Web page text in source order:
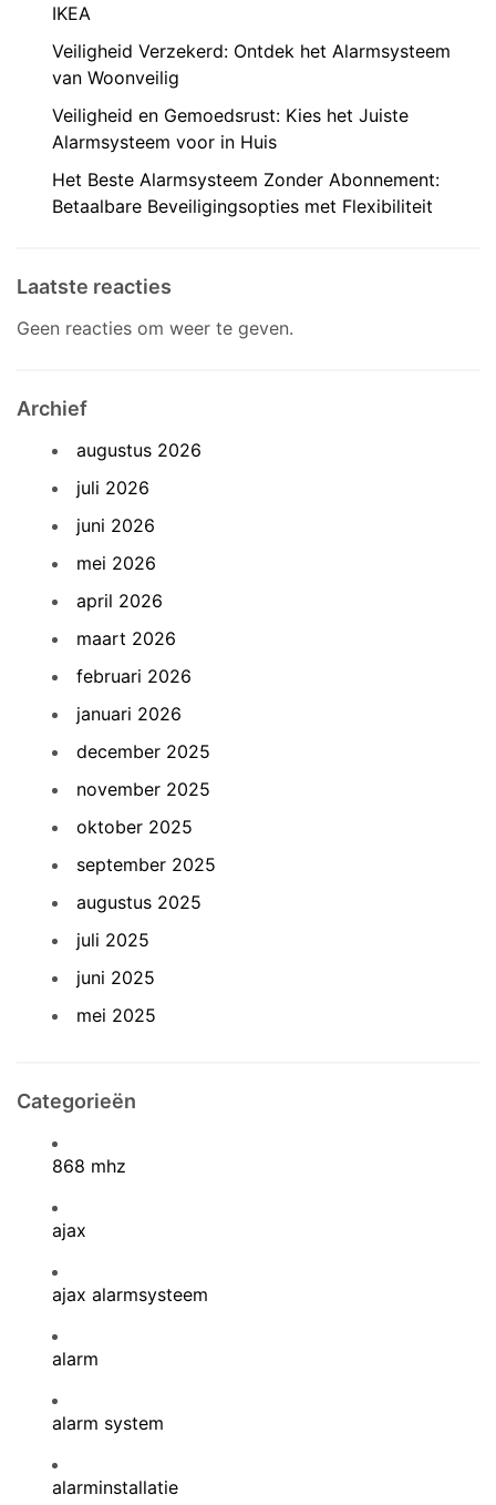
IKEA
Veiligheid Verzekerd: Ontdek het Alarmsysteem
van Woonveilig
Veiligheid en Gemoedsrust: Kies het Juiste
Alarmsysteem voor in Huis
Het Beste Alarmsysteem Zonder Abonnement:
Betaalbare Beveiligingsopties met Flexibiliteit
Laatste reacties
Geen reacties om weer te geven.
Archief
augustus 2026
juli 2026
juni 2026
mei 2026
april 2026
maart 2026
februari 2026
januari 2026
december 2025
november 2025
oktober 2025
september 2025
augustus 2025
juli 2025
juni 2025
mei 2025
Categorieën
868 mhz
ajax
ajax alarmsysteem
alarm
alarm system
alarminstallatie